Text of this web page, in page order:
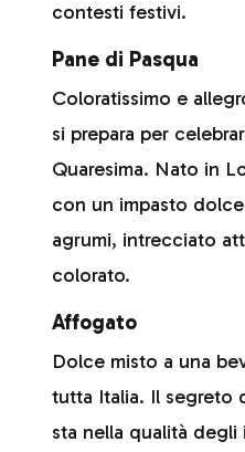
contesti festivi.
Pane di Pasqua
Coloratissimo e
si prepara per
Quaresima. Nato in
con un impasto
agrumi, intrecciato
colorato.
Affogato
Dolce misto a una
tutta Italia. Il segreto
sta nella qualità